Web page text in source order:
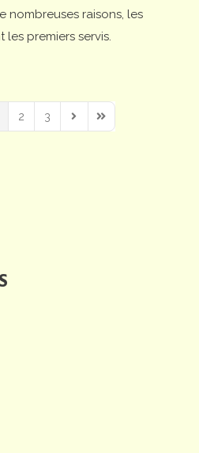
nombreuses raisons, les
les premiers servis.
Page
2 3
Next PageLast Page